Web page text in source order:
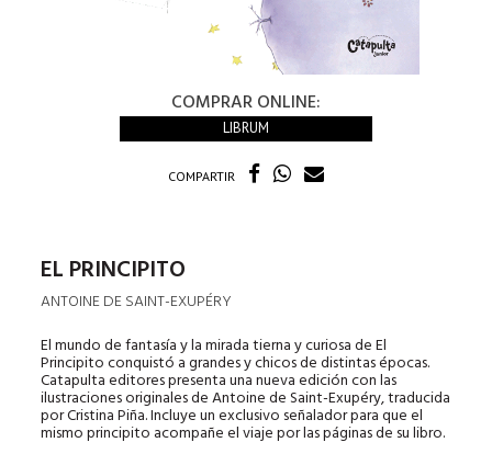
COMPRAR ONLINE:
LIBRUM
COMPARTIR
EL PRINCIPITO
ANTOINE DE SAINT-EXUPÉRY
El mundo de fantasía y la mirada tierna y curiosa de El
Principito conquistó a grandes y chicos de distintas épocas.
Catapulta editores presenta una nueva edición con las
ilustraciones originales de Antoine de Saint-Exupéry, traducida
por Cristina Piña. Incluye un exclusivo señalador para que el
mismo principito acompañe el viaje por las páginas de su libro.